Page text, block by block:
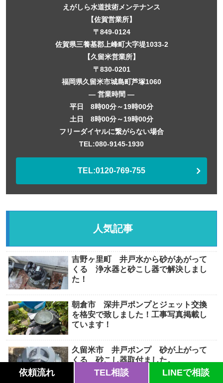
えがしら水道技術メンテナンス
【佐賀営業所】
〒849-0124
佐賀県三養基郡上峰町大字堤1033-2
【久留米営業所】
〒830-0201
福岡県久留米市城島町芦塚1060
― 営業時間 ―
平日 8時00分～19時00分
土日 8時00分～19時00分
フリーダイヤルに繋がらない場合
TEL:080-9145-1930
TEL:0120-769-755
人気記事
吉野ヶ里町 井戸水から砂があがって
くる 浄水器と砂こし器で解決しまし
た！
朝倉市 深井戸ポンプとジェット交換
を格安で致しました！工事写真掲載し
ています！
久留米市 井戸ポンプ 砂が上がって
くる 砂こし器取付ました。
依頼流れ TEL相談 LINEで相談